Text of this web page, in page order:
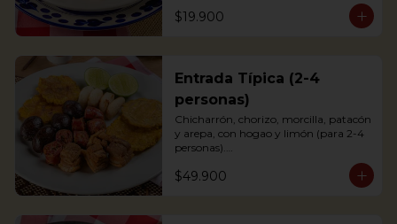
$19.900
Entrada Típica (2-4
personas)
Chicharrón, chorizo, morcilla, patacón
y arepa, con hogao y limón (para 2-4
personas).
*Arepa de mote: no hay disponibilidad
Portions of pork crackling, sausage,
$49.900